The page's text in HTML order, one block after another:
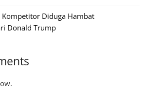
Kompetitor Diduga Hambat
Donald Trump